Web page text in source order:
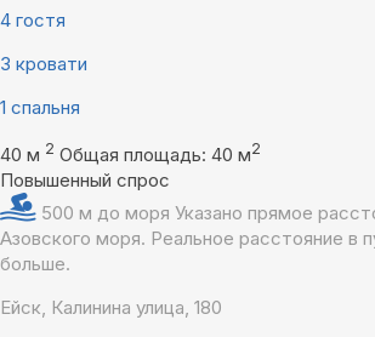
4 гостя
3 кровати
1 спальня
40 м 2 Общая площадь: 40 м2
Повышенный спрос
500 м до моря Указано прямое
Азовского моря. Реальное расстояние в
больше.
Ейск, Калинина улица, 180